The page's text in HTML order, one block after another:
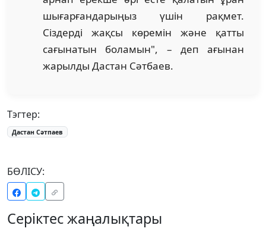
шығарғандарыңыз үшін рақмет.
Сіздерді жақсы көремін және қатты
сағынатын боламын", – деп ағынан
жарылды Дастан Сәтбаев.
Тэгтер:
Дастан Сәтпаев
БӨЛІСУ:
Серіктес жаңалықтары